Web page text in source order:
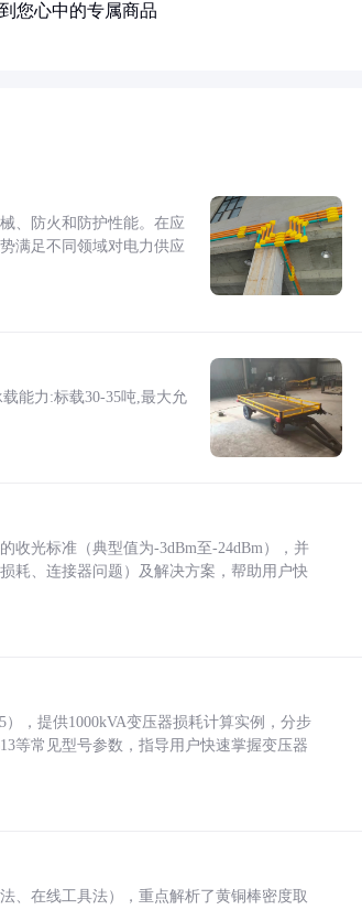
您心中的专属商品
、防火和防护性能。在应
满足不同领域对电力供应
能力:标载30-35吨,最大允
收光标准（典型值为-3dBm至-24dBm），并
耗、连接器问题）及解决方案，帮助用户快
，提供1000kVA变压器损耗计算实例，分步
等常见型号参数，指导用户快速掌握变压器
、在线工具法），重点解析了黄铜棒密度取